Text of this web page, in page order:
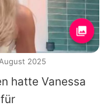
hatte Vanessa
2025